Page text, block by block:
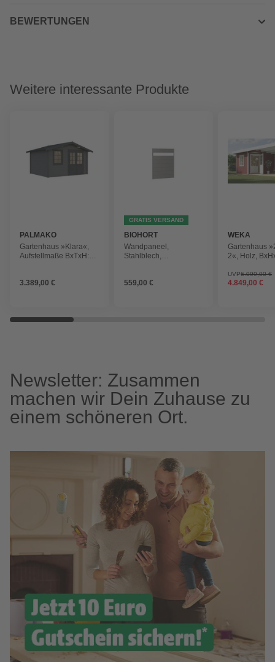
BEWERTUNGEN
Weitere interessante Produkte
PALMAKO
Gartenhaus »Klara«,
Aufstellmaße BxTxH:
3.389,00 €
GRATIS VERSAND
BIOHORT
Wandpaneel,
Stahlblech,
559,00 €
WEKA
Gartenhaus
2«, Holz,
(Außenmaße
UVP6.099,00 €
4.849,00 €
Newsletter: Zusammen
machen wir Dein Zuhause zu
einem schöneren Ort.